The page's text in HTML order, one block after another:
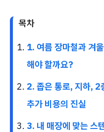
목차
1. 여름 장마철과 겨
해야 할까요?
2. 좁은 통로, 지하, 2
추가 비용의 진실
3. 내 매장에 맞는 스